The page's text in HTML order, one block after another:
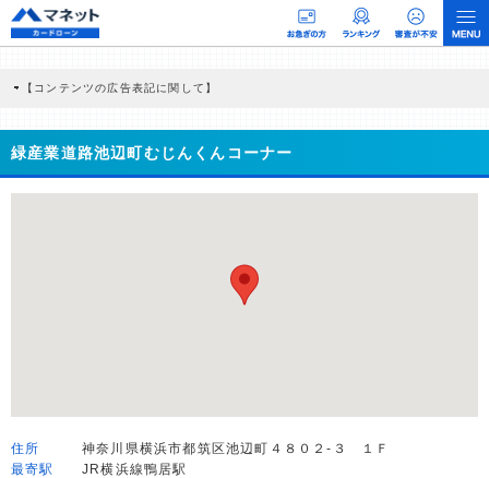
【コンテンツの広告表記に関して】
商品を根拠なくPRするものではなく、当編集部の調査／ユーザーへの口コミ収集な
どに基づき、公平性を担保した情報提供を行っています。
>提携企業一覧
緑産業道路池辺町むじんくんコーナー
住所
神奈川県横浜市都筑区池辺町４８０２-３ １Ｆ
最寄駅
JR横浜線鴨居駅